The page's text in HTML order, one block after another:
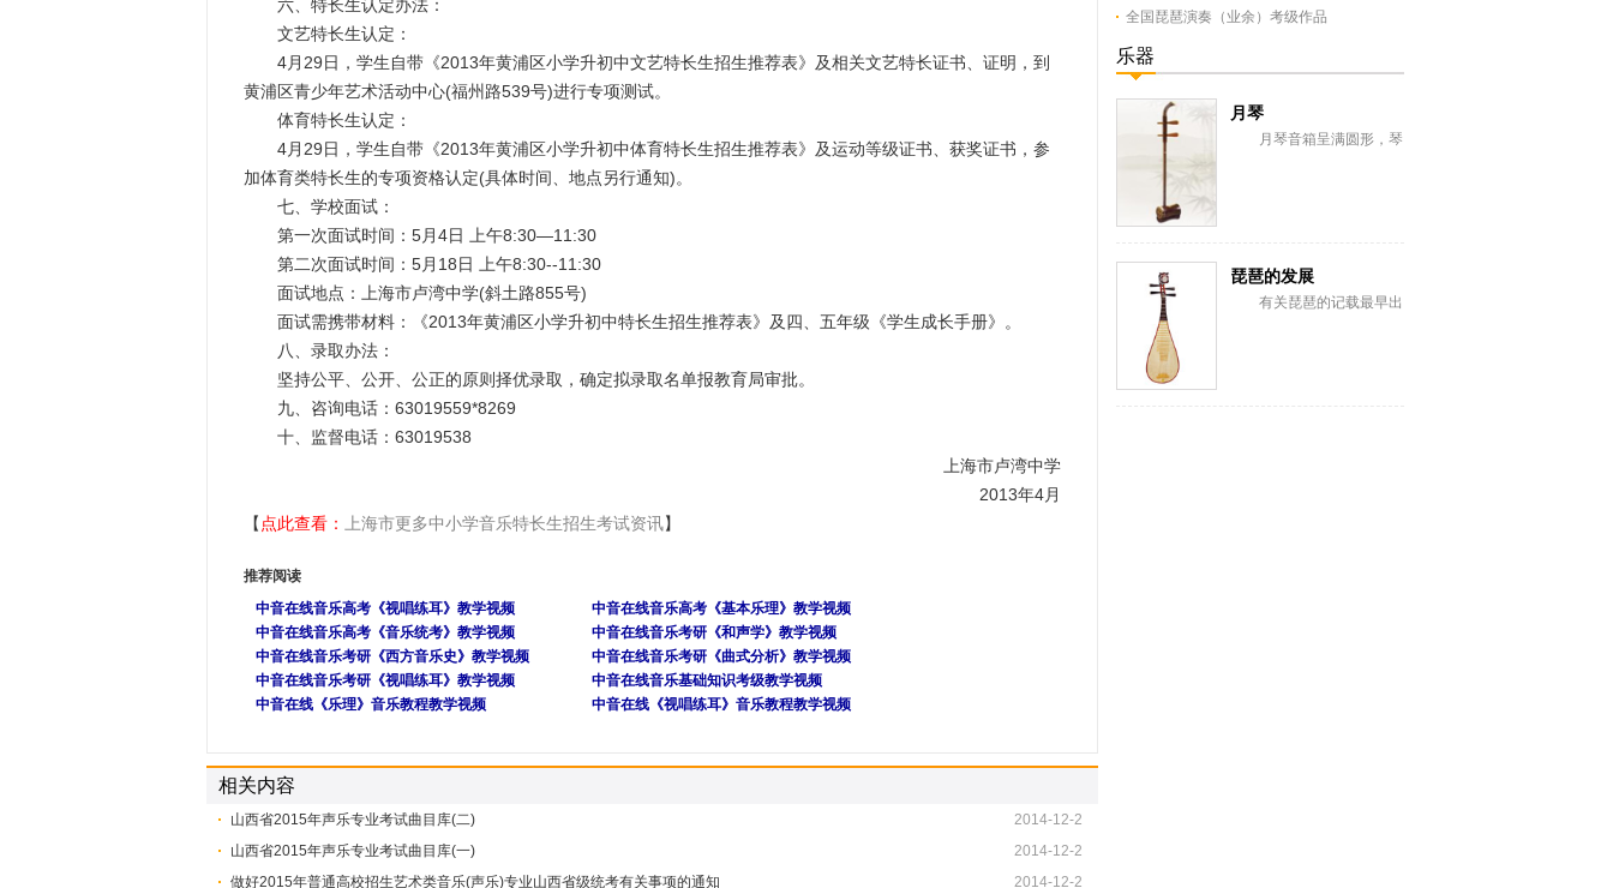
六、特长生认定办法：
文艺特长生认定：
4月29日，学生自带《2013年黄浦区小学升初中文艺特长生招生推荐表》及相关文艺特长证书、证明，到
黄浦区青少年艺术活动中心(福州路539号)进行专项测试。
体育特长生认定：
4月29日，学生自带《2013年黄浦区小学升初中体育特长生招生推荐表》及运动等级证书、获奖证书，参
加体育类特长生的专项资格认定(具体时间、地点另行通知)。
七、学校面试：
第一次面试时间：5月4日 上午8:30—11:30
第二次面试时间：5月18日 上午8:30--11:30
面试地点：上海市卢湾中学(斜土路855号)
面试需携带材料：《2013年黄浦区小学升初中特长生招生推荐表》及四、五年级《学生成长手册》。
八、录取办法：
坚持公平、公开、公正的原则择优录取，确定拟录取名单报教育局审批。
九、咨询电话：63019559*8269
十、监督电话：63019538
上海市卢湾中学
2013年4月
【 点此查看： 上海市更多中小学音乐特长生招生考试资讯】
推荐阅读
中音在线音乐高考《视唱练耳》教学视频
中音在线音乐高考《基本乐理》教学视频
中音在线音乐高考《音乐统考》教学视频
中音在线音乐考研《和声学》教学视频
中音在线音乐考研《西方音乐史》教学视频
中音在线音乐考研《曲式分析》教学视频
中音在线音乐考研《视唱练耳》教学视频
中音在线音乐基础知识考级教学视频
中音在线《乐理》音乐教程教学视频
中音在线《视唱练耳》音乐教程教学视频
相关内容
山西省2015年声乐专业考试曲目库(二)
2014-12-2
山西省2015年声乐专业考试曲目库(一)
2014-12-2
做好2015年普通高校招生艺术类音乐(声乐)专业山西省级统考有关事项的通知
2014-12-2
全国琵琶演奏（业余）考级作品
乐器
月琴
月琴音箱呈满圆形，琴
琵琶的发展
有关琵琶的记载最早出